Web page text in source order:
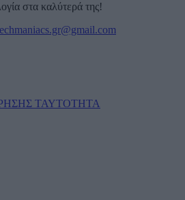
στα καλύτερά της!
ΤΑΥΤΟΤΗΤΑ